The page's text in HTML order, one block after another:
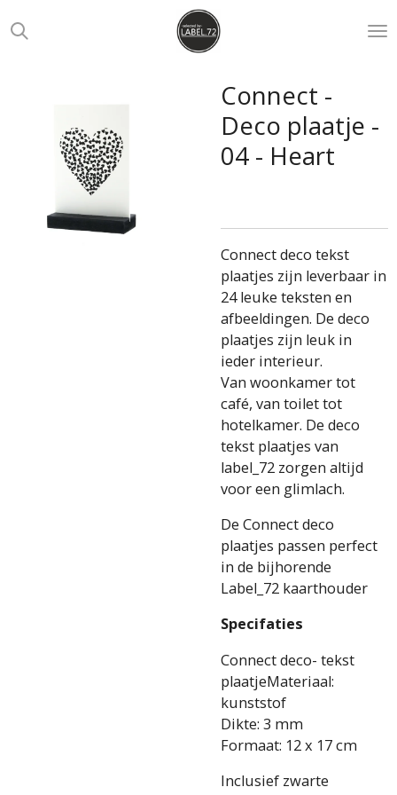
Ga
direct
Connect -
Deco plaatje -
04 - Heart
Connect deco tekst
plaatjes zijn leverbaar in
24 leuke teksten en
afbeeldingen. De deco
plaatjes zijn leuk in
ieder interieur.
Van woonkamer tot
café, van toilet tot
hotelkamer. De deco
tekst plaatjes van
label_72 zorgen altijd
voor een glimlach.
De Connect deco
plaatjes passen perfect
in de bijhorende
Label_72 kaarthouder
Specifaties
Connect deco- tekst
plaatjeMateriaal:
kunststof
Dikte: 3 mm
Formaat: 12 x 17 cm
Inclusief zwarte